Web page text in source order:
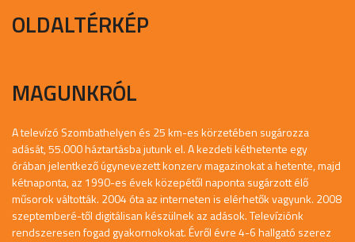
OLDALTÉRKÉP
MAGUNKRÓL
A televízó Szombathelyen és 25 km-es körzetében sugározza
adását, 55.000 háztartásba jutunk el. A kezdeti kéthetente egy
órában jelentkező úgynevezett konzerv magazinokat a hetente, majd
kétnaponta, az 1990-es évek közepétől naponta sugárzott élő
műsorok váltották. 2004 óta az interneten is elérhetők vagyunk. 2008
szeptemberé-től digitálisan készülnek az adások. Televíziónk
rendszeresen fogad gyakornokokat. Évről évre 4-6 hallgató szerez